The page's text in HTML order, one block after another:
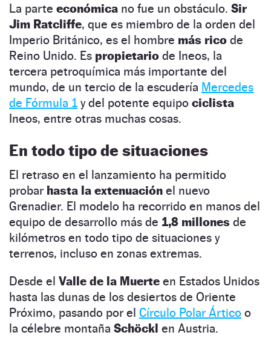
La parte económica no fue un obstáculo. Sir
Jim Ratcliffe, que es miembro de la orden del
Imperio Británico, es el hombre más rico de
Reino Unido. Es propietario de Ineos, la
tercera petroquímica más importante del
mundo, de un tercio de la escudería Mercedes
de Fórmula 1 y del potente equipo ciclista
Ineos, entre otras muchas cosas.
En todo tipo de situaciones
El retraso en el lanzamiento ha permitido
probar hasta la extenuación el nuevo
Grenadier. El modelo ha recorrido en manos del
equipo de desarrollo más de 1,8 millones de
kilómetros en todo tipo de situaciones y
terrenos, incluso en zonas extremas.
Desde el Valle de la Muerte en Estados Unidos
hasta las dunas de los desiertos de Oriente
Próximo, pasando por el Círculo Polar Ártico o
la célebre montaña Schöckl en Austria.